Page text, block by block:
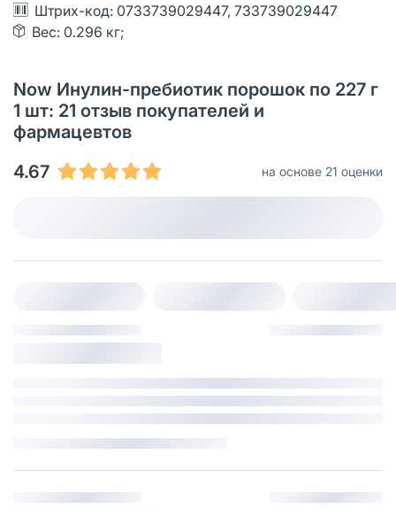
Штрих-код: 0733739029447, 733739029447
Вес: 0.296 кг;
Now Инулин-пребиотик порошок по 227 г
1 шт: 21 oтзыв покупателей и
фармацевтов
4.67
на основе 21 оценки